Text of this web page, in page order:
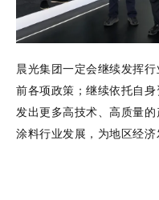
晨光集团一定会继续发挥
前各项政策；继续依托自
发出更多高技术、高质量
涂料行业发展，为地区经济